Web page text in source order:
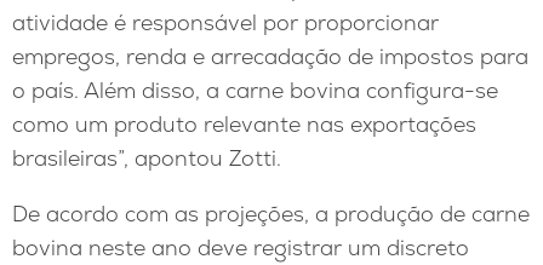
atividade é responsável por proporcionar
empregos, renda e arrecadação de impostos para
o país. Além disso, a carne bovina configura-se
como um produto relevante nas exportações
brasileiras”, apontou Zotti.
De acordo com as projeções, a produção de carne
bovina neste ano deve registrar um discreto